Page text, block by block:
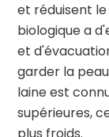
et réduisent
biologique a
et
garder la
laine est
supérieures,